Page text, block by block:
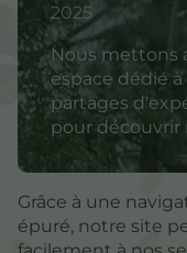
2025
Nous mettons
espace dédié
partages
pour découvrir
Grâce à une
épuré, notre site